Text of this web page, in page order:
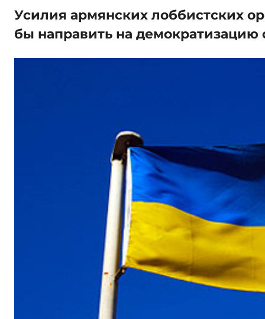
Усилия армянских лоббистских
бы направить на